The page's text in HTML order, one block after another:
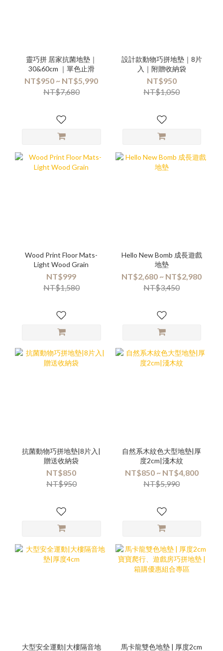
靈巧拼 居家抗菌地墊｜
30&60cm ｜單色止滑
NT$950 ~ NT$5,990
NT$7,680
設計款動物巧拼地墊｜8片
入｜附贈收納袋
NT$950
NT$1,050
Wood Print Floor Mats-
Light Wood Grain
NT$999
NT$1,580
Hello New Bomb 成長遊戲
地墊
NT$2,680 ~ NT$2,980
NT$3,450
抗菌動物巧拼地墊|8片入|
贈送收納袋
NT$850
NT$950
自然系木紋色大型地墊|厚
度2cm|淺木紋
NT$850 ~ NT$4,800
NT$5,990
大型安全運動|大樓隔音地 馬卡龍雙色地墊 | 厚度2cm